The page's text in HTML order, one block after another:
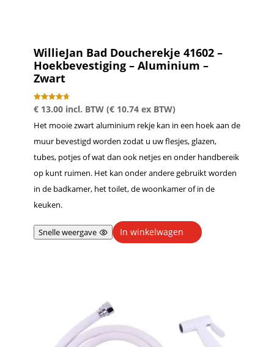
WillieJan Bad Doucherekje 41602 –
Hoekbevestiging – Aluminium –
Zwart
Gewaardeer
d
uit 5
€13.00 incl. BTW (€10.74ex BTW)
Het mooie zwart aluminium rekje kan in een hoek aan de
muur bevestigd worden zodat u uw flesjes, glazen,
tubes, potjes of wat dan ook netjes en onder handbereik
op kunt ruimen. Het kan onder andere gebruikt worden
in de badkamer, het toilet, de woonkamer of in de
keuken.
Snelle weergave In winkelwagen